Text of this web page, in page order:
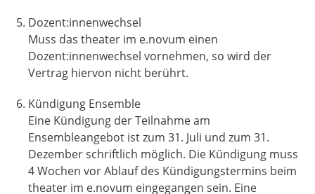
Dozent:innenwechsel
Muss das theater im e.novum einen
Dozent:innenwechsel vornehmen, so wird der
Vertrag hiervon nicht berührt.
Kündigung Ensemble
Eine Kündigung der Teilnahme am
Ensembleangebot ist zum 31. Juli und zum 31.
Dezember schriftlich möglich. Die Kündigung muss
4 Wochen vor Ablauf des Kündigungstermins beim
theater im e.novum eingegangen sein. Eine